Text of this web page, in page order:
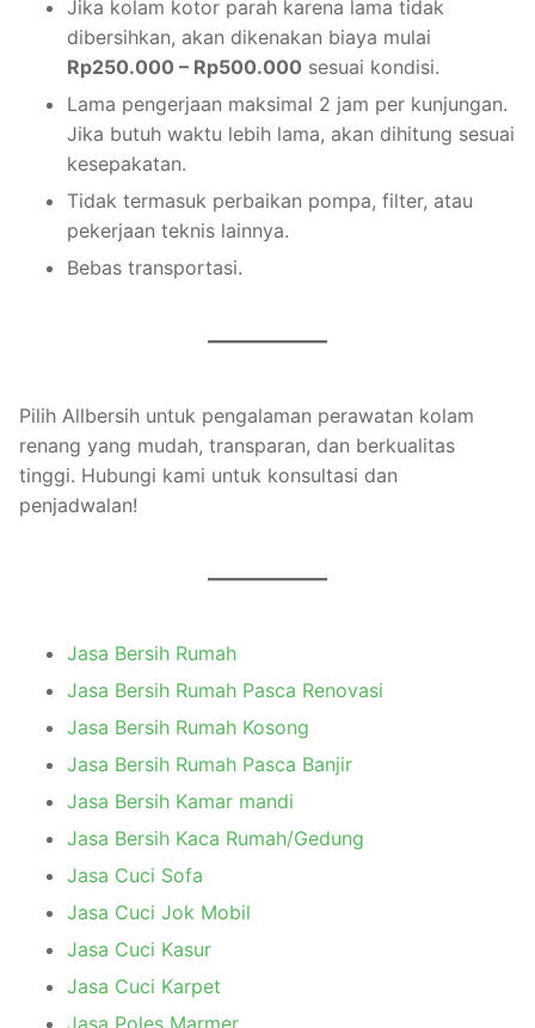
Jika kolam kotor parah karena lama tidak
dibersihkan, akan dikenakan biaya mulai
Rp250.000 – Rp500.000 sesuai kondisi.
Lama pengerjaan maksimal 2 jam per kunjungan.
Jika butuh waktu lebih lama, akan dihitung sesuai
kesepakatan.
Tidak termasuk perbaikan pompa, filter, atau
pekerjaan teknis lainnya.
Bebas transportasi.
Pilih Allbersih untuk pengalaman perawatan kolam
renang yang mudah, transparan, dan berkualitas
tinggi. Hubungi kami untuk konsultasi dan
penjadwalan!
Jasa Bersih Rumah
Jasa Bersih Rumah Pasca Renovasi
Jasa Bersih Rumah Kosong
Jasa Bersih Rumah Pasca Banjir
Jasa Bersih Kamar mandi
Jasa Bersih Kaca Rumah/Gedung
Jasa Cuci Sofa
Jasa Cuci Jok Mobil
Jasa Cuci Kasur
Jasa Cuci Karpet